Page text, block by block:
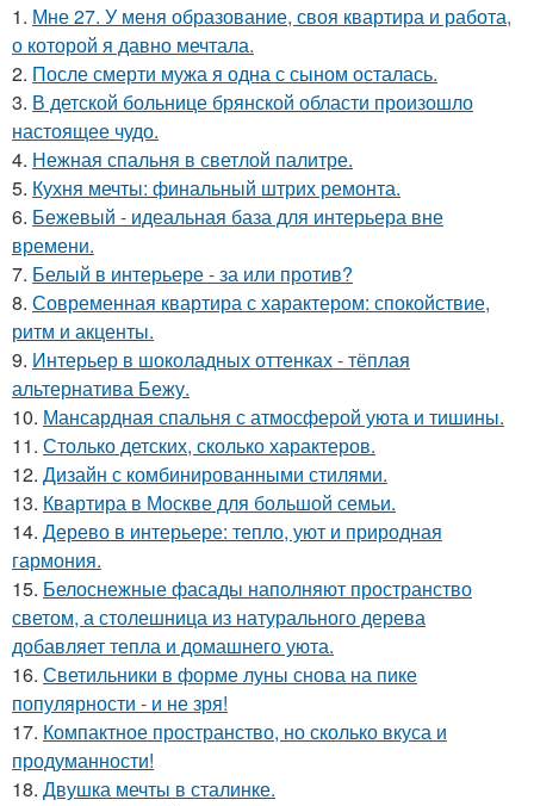
1. Мне 27. У меня образование, своя квартира и работа,
о которой я давно мечтала.
2. После смерти мужа я одна с сыном осталась.
3. В детской больнице брянской области произошло
настоящее чудо.
4. Нежная спальня в светлой палитре.
5. Кухня мечты: финальный штрих ремонта.
6. Бежевый - идеальная база для интерьера вне
времени.
7. Белый в интерьере - за или против?
8. Современная квартира с характером: спокойствие,
ритм и акценты.
9. Интерьер в шоколадных оттенках - тёплая
альтернатива Бежу.
10. Мансардная спальня с атмосферой уюта и тишины.
11. Столько детских, сколько характеров.
12. Дизайн с комбинированными стилями.
13. Квартира в Москве для большой семьи.
14. Дерево в интерьере: тепло, уют и природная
гармония.
15. Белоснежные фасады наполняют пространство
светом, а столешница из натурального дерева
добавляет тепла и домашнего уюта.
16. Светильники в форме луны снова на пике
популярности - и не зря!
17. Компактное пространство, но сколько вкуса и
продуманности!
18. Двушка мечты в сталинке.